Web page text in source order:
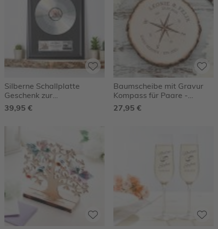
Silberne Schallplatte
Geschenk zur
Silberhochzeit -
Personalisiert
39,95 €
Baumscheibe mit Gravur
Kompass für Paare -
Personalisiert
27,95 €